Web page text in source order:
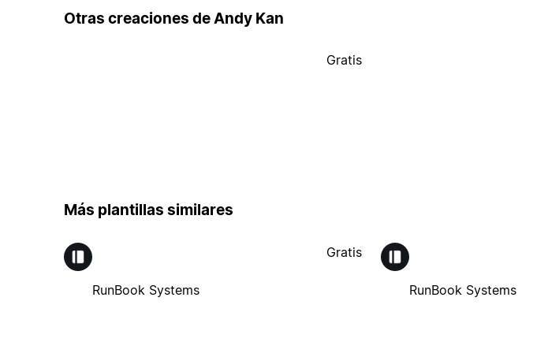
Otras creaciones de Andy Kan
Gratis
Más plantillas similares
RunBook Systems
Gratis
RunBook Systems